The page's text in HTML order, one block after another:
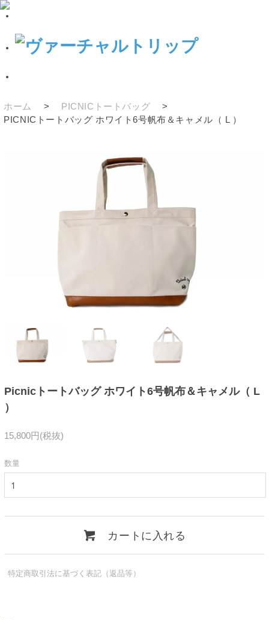
ホーム > PICNICトートバッグ
>
PICNICトートバッグ ホワイト6号帆布＆キャメル（ L ）
Picnicトートバッグ ホワイト6号帆布＆キャメル（ L
）
15,800円(税抜)
数量
カートに入れる
特定商取引法に基づく表記（返品等）